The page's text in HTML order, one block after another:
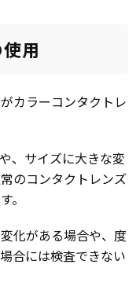
用
カラーコンタクトレ
、サイズに大きな変
のコンタクトレンズ
。
化がある場合や、度
合には検査できない